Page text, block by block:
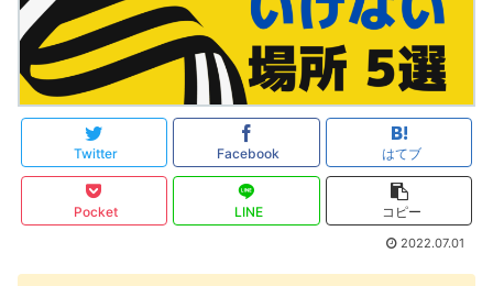
Twitter Facebook はてブ
Pocket LINE コピー
2022.07.01